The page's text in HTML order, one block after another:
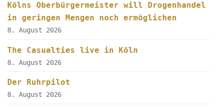
Kölns Oberbürgermeister will Drogenhandel
in geringen Mengen noch ermöglichen
8. August 2026
The Casualties live in Köln
8. August 2026
Der Ruhrpilot
8. August 2026